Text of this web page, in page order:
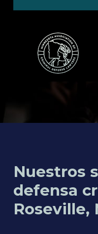
Nuestros
defensa
Roseville,